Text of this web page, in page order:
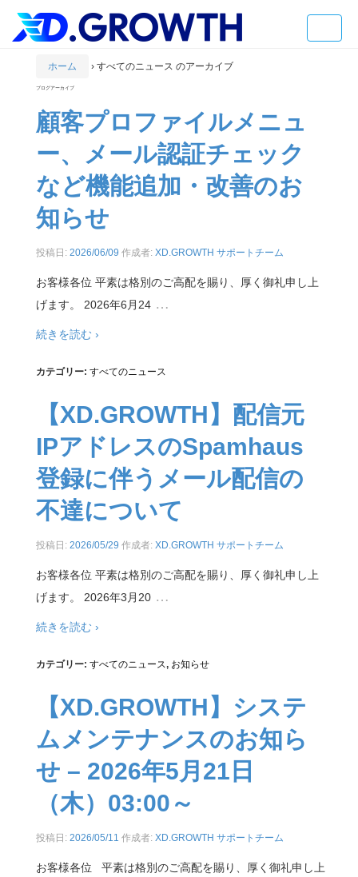
ホーム › すべてのニュース のアーカイブ
ブログアーカイブ
顧客プロファイルメニュ
ー、メール認証チェック
など機能追加・改善のお
知らせ
投稿日: 2026/06/09 作成者: XD.GROWTH サポートチーム
お客様各位 平素は格別のご高配を賜り、厚く御礼申し上
げます。 2026年6月24 …
続きを読む ›
カテゴリー: すべてのニュース
【XD.GROWTH】配信元
IPアドレスのSpamhaus
登録に伴うメール配信の
不達について
投稿日: 2026/05/29 作成者: XD.GROWTH サポートチーム
お客様各位 平素は格別のご高配を賜り、厚く御礼申し上
げます。 2026年3月20 …
続きを読む ›
カテゴリー: すべてのニュース, お知らせ
【XD.GROWTH】システ
ムメンテナンスのお知ら
せ – 2026年5月21日
（木）03:00～
投稿日: 2026/05/11 作成者: XD.GROWTH サポートチーム
お客様各位 平素は格別のご高配を賜り、厚く御礼申し上